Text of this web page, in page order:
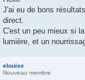
s
s
g
e
J'ai eu de bons
direct.
C'est un peu mieux si
lumière, et un
elouise
Nouveau membre